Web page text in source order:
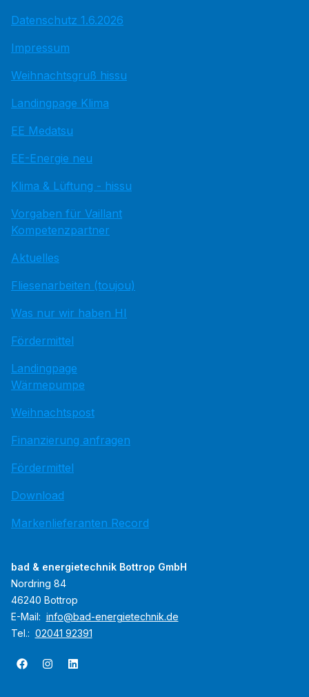
Datenschutz 1.6.2026
Impressum
Weihnachtsgruß hissu
Landingpage Klima
EE Medatsu
EE-Energie neu
Klima & Lüftung - hissu
Vorgaben für Vaillant
Kompetenzpartner
Aktuelles
Fliesenarbeiten (toujou)
Was nur wir haben HI
Fördermittel
Landingpage
Wärmepumpe
Weihnachtspost
Finanzierung anfragen
Fördermittel
Download
Markenlieferanten Record
bad & energietechnik Bottrop GmbH
Nordring 84
46240 Bottrop
E-Mail: info@bad-energietechnik.de
Tel.: 02041 92391